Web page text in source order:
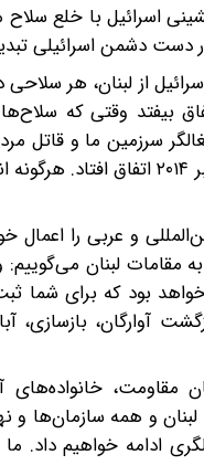
اسرائیل با خلع
دست دشمن اسرائیلی
از لبنان، هر
وقتی که
سرزمین ما و
فوری می‌پردازد، عقب‌نشینی کند،
و عربی را
مقامات لبنان
بود که برای شما
آوارگان،
خانواده‌های
و همه سازمان‌ها و
ادامه خواهیم داد.